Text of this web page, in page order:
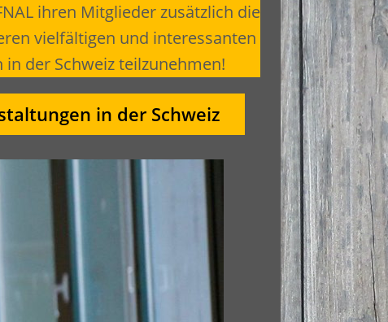
ihren Mitglieder zusätzlich die
vielfältigen und interessanten
der Schweiz teilzunehmen!
in der Schweiz